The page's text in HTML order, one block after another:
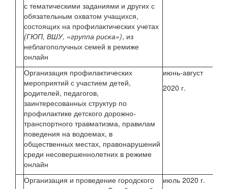
с тематическими заданиями и других с
обязательным охватом учащихся,
состоящих на профилактических учетах
(ГЮП, ВШУ, «группа риска»), из
неблагополучных семей в ремиже
онлайн
Организация профилактических
мероприятий с участием детей,
родителей, педагогов,
заинтересованных структур по
профилактике детского дорожно-
транспортного травматизма, правилам
поведения на водоемах, в
общественных местах, правонарушений
среди несовершеннолетних в режиме
онлайн
июнь-август
2020 г.
Организация и проведение городского
июль 2020 г.